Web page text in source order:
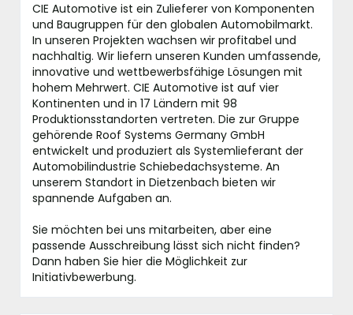
CIE Automotive ist ein Zulieferer von Komponenten
und Baugruppen für den globalen Automobilmarkt.
In unseren Projekten wachsen wir profitabel und
nachhaltig. Wir liefern unseren Kunden umfassende,
innovative und wettbewerbsfähige Lösungen mit
hohem Mehrwert. CIE Automotive ist auf vier
Kontinenten und in 17 Ländern mit 98
Produktionsstandorten vertreten. Die zur Gruppe
gehörende Roof Systems Germany GmbH
entwickelt und produziert als Systemlieferant der
Automobilindustrie Schiebedachsysteme. An
unserem Standort in Dietzenbach bieten wir
spannende Aufgaben an.
Sie möchten bei uns mitarbeiten, aber eine
passende Ausschreibung lässt sich nicht finden?
Dann haben Sie hier die Möglichkeit zur
Initiativbewerbung.